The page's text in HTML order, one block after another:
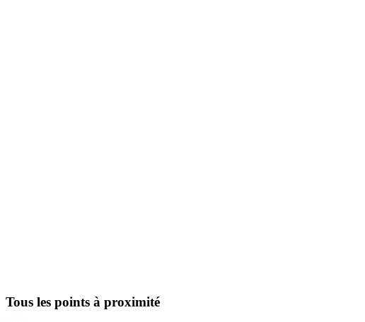
Tous les points à proximité